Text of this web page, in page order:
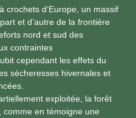
crochets d’Europe, un massif
et d’autre de la frontière
nord et sud des
contraintes
cependant les effets du
sécheresses hivernales et
exploitée, la forêt
comme en témoigne une